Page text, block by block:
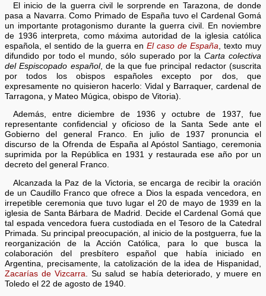
El inicio de la guerra civil le sorprende en Tarazona, de donde
pasa a Navarra. Como Primado de España tuvo el Cardenal Gomá
un importante protagonismo durante la guerra civil. En noviembre
de 1936 interpreta, como máxima autoridad de la iglesia católica
española, el sentido de la guerra en El caso de España , texto muy
difundido por todo el mundo, sólo superado por laCarta colectiva
del Espiscopado español, de la que fue principal redactor (suscrita
por todos los obispos españoles excepto por dos, que
expresamente no quisieron hacerlo: Vidal y Barraquer, cardenal de
Tarragona, y Mateo Múgica, obispo de Vitoria).
Además, entre diciembre de 1936 y octubre de 1937, fue
representante confidencial y oficioso de la Santa Sede ante el
Gobierno del general Franco. En julio de 1937 pronuncia el
discurso de la Ofrenda de España al Apóstol Santiago, ceremonia
suprimida por la República en 1931 y restaurada ese año por un
decreto del general Franco.
Alcanzada la Paz de la Victoria, se encarga de recibir la oración
de un Caudillo Franco que ofrece a Dios la espada vencedora, en
irrepetible ceremonia que tuvo lugar el 20 de mayo de 1939 en la
iglesia de Santa Bárbara de Madrid. Decide el Cardenal Gomá que
tal espada vencedora fuera custodiada en el Tesoro de la Catedral
Primada. Su principal preocupación, al inicio de la postguerra, fue la
reorganización de la Acción Católica, para lo que busca la
colaboración del presbítero español que había iniciado en
Argentina, precisamente, la catolización de la idea de Hispanidad,
Zacarías de Vizcarra . Su salud se había deteriorado, y muere en
Toledo el 22 de agosto de 1940.